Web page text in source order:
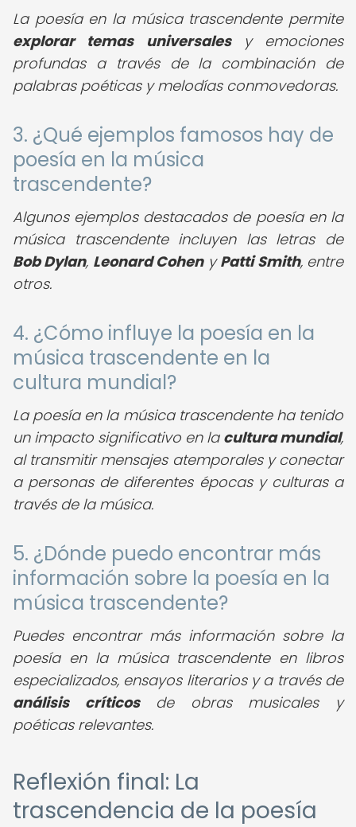
La poesía en la música trascendente permite
explorar temas universalesy emociones
profundas a través de la combinación de
palabras poéticas y melodías conmovedoras.
3. ¿Qué ejemplos famosos hay de
poesía en la música
trascendente?
Algunos ejemplos destacados de poesía en la
música trascendente incluyen las letras de
Bob Dylan, Leonard CohenyPatti Smith, entre
otros.
4. ¿Cómo influye la poesía en la
música trascendente en la
cultura mundial?
La poesía en la música trascendente ha tenido
un impacto significativo en la cultura mundial,
al transmitir mensajes atemporales y conectar
a personas de diferentes épocas y culturas a
través de la música.
5. ¿Dónde puedo encontrar más
información sobre la poesía en la
música trascendente?
Puedes encontrar más información sobre la
poesía en la música trascendente en libros
especializados, ensayos literarios y a través de
análisis críticosde obras musicales y
poéticas relevantes.
Reflexión final: La
trascendencia de la poesía